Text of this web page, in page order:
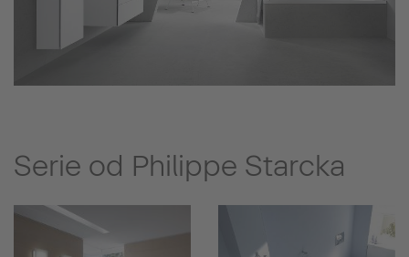
Serie od Philippe Starcka